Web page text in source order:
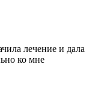
лечение и дала
ко мне